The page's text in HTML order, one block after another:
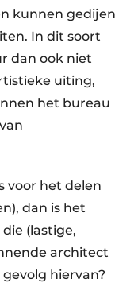
kunnen gedijen
In dit soort
dan ook niet
uiting,
het bureau
voor het delen
dan is het
(lastige,
architect
hiervan?